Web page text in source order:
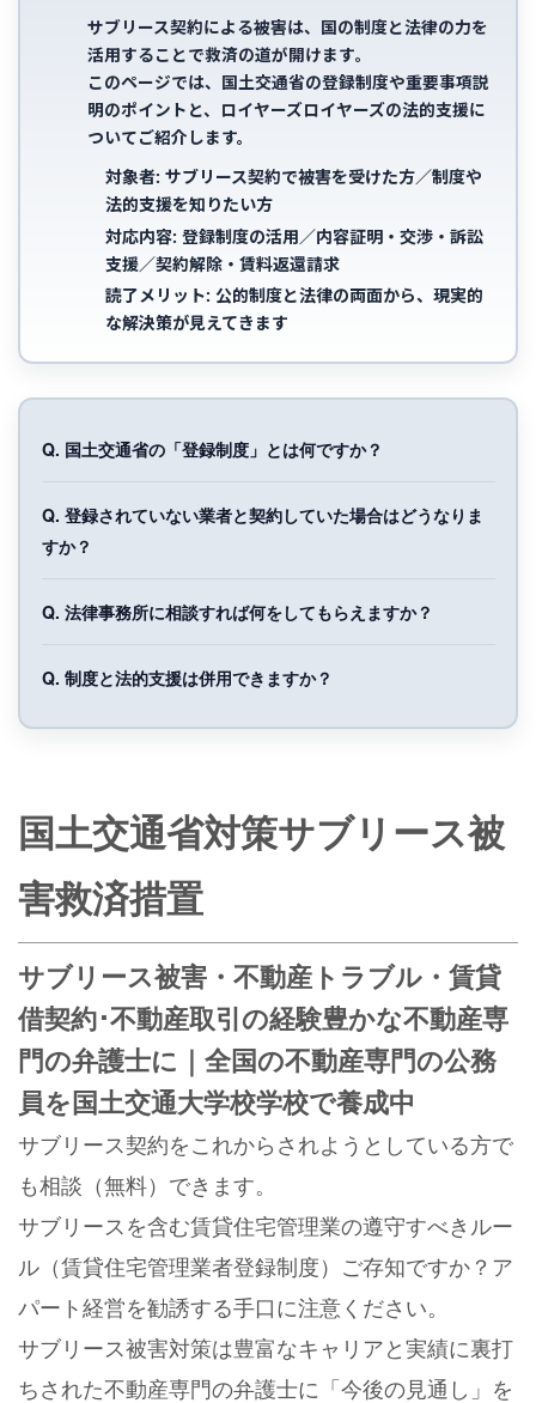
サブリース契約による被害は、 国の制度と法律の力を
活用することで救済の道が開けます。
このページでは、 国土交通省の登録制度や重要事項説
明のポイント と、 ロイヤーズロイヤーズの法的支援に
ついてご紹介します。
対象者: サブリース契約で被害を受けた方／制度や
法的支援を知りたい方
対応内容: 登録制度の活用／内容証明・交渉・訴訟
支援／契約解除・賃料返還請求
読了メリット: 公的制度と法律の両面から、現実的
な解決策が見えてきます
Q. 国土交通省の「登録制度」とは何ですか？
Q. 登録されていない業者と契約していた場合はどうなりま
すか？
Q. 法律事務所に相談すれば何をしてもらえますか？
Q. 制度と法的支援は併用できますか？
国土交通省対策サブリース被
害救済措置
サブリース被害・不動産トラブル・賃貸
借契約･不動産取引の経験豊かな不動産専
門の弁護士に｜全国の不動産専門の公務
員を国土交通大学校学校で養成中
サブリース契約をこれからされようとしている方で
も相談（無料）できます。
サブリースを含む賃貸住宅管理業の遵守すべきルー
ル（賃貸住宅管理業者登録制度）ご存知ですか？ア
パート経営を勧誘する手口に注意ください。
サブリース被害対策は豊富なキャリアと実績に裏打
ちされた不動産専門の弁護士に「今後の見通し」を